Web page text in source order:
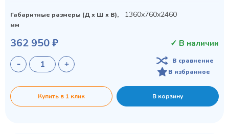
Габаритные размеры (Д х Ш х В),
мм
1360x760x2460
362 950 ₽ ✓ В наличии
В сравнение
В избранное
Купить в 1 клик В корзину